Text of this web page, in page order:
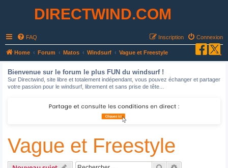
DIRECTWIND.COM
FAQ Connexion
Inscription
Home Forum Matos Windsurf Vague et Freestyle
Bienvenue sur le forum le plus FUN du windsurf !
Sur Directwind, site libre et totalement indépendant, vous pouvez échanger et partager
votre passion pour le windsurf, librement et sans prise de tête...
Vague et Freestyle